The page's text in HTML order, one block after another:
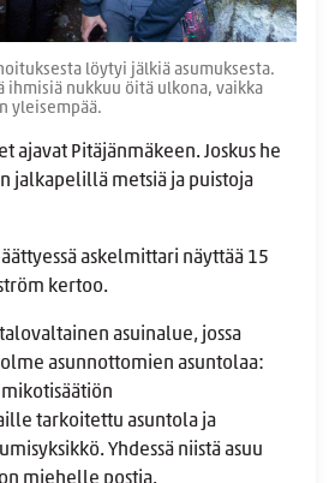
löytyi jälkiä asumuksesta.
ihmisiä nukkuu öitä ulkona, vaikka
yleisempää.
ajavat Pitäjänmäkeen. Joskus he
jalkapelillä metsiä ja puistoja
askelmittari näyttää 15
kertoo.
asuinalue, jossa
asunnottomien asuntolaa:
tarkoitettu asuntola ja
Yhdessä niistä asuu